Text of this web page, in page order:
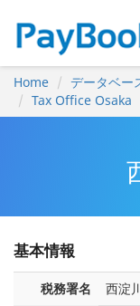
Home データベー
Tax Office Osaka
基本情報
税務署名
西淀